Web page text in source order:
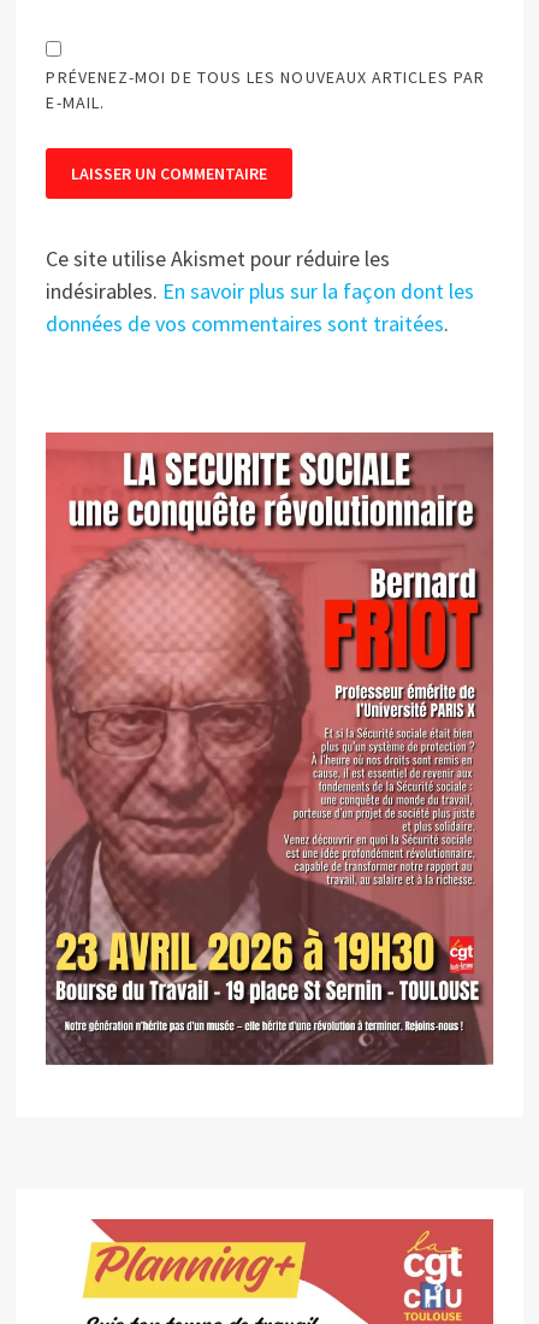
PRÉVENEZ-MOI DE TOUS LES NOUVEAUX ARTICLES PAR
E-MAIL.
Ce site utilise Akismet pour réduire les
indésirables. En savoir plus sur la façon dont les
données de vos commentaires sont traitées.